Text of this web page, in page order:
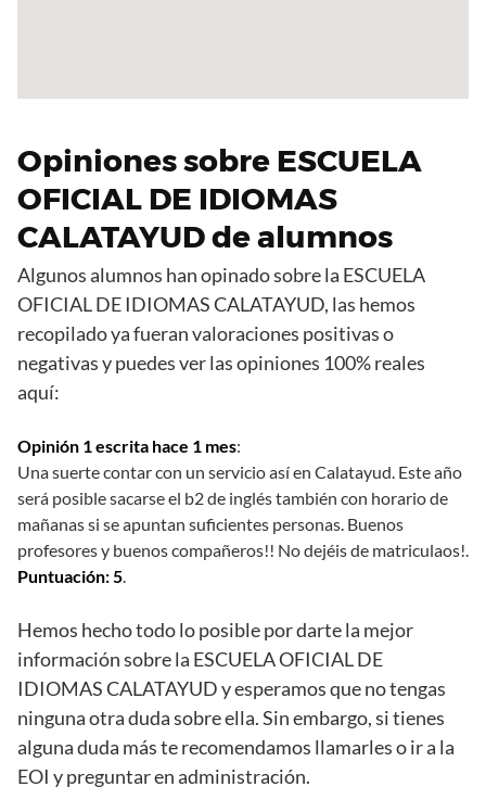
Opiniones sobre ESCUELA
OFICIAL DE IDIOMAS
CALATAYUD de alumnos
Algunos alumnos han opinado sobre la ESCUELA
OFICIAL DE IDIOMAS CALATAYUD, las hemos
recopilado ya fueran valoraciones positivas o
negativas y puedes ver las opiniones 100% reales
aquí:
Opinión 1 escrita hace 1 mes:
Una suerte contar con un servicio así en Calatayud. Este año
será posible sacarse el b2 de inglés también con horario de
mañanas si se apuntan suficientes personas. Buenos
profesores y buenos compañeros!! No dejéis de matriculaos!.
Puntuación: 5.
Hemos hecho todo lo posible por darte la mejor
información sobre la ESCUELA OFICIAL DE
IDIOMAS CALATAYUD y esperamos que no tengas
ninguna otra duda sobre ella. Sin embargo, si tienes
alguna duda más te recomendamos llamarles o ir a la
EOI y preguntar en administración.